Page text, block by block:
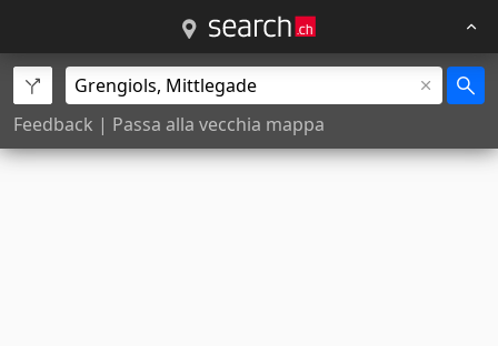
Feedback | Passa alla vecchia mappa